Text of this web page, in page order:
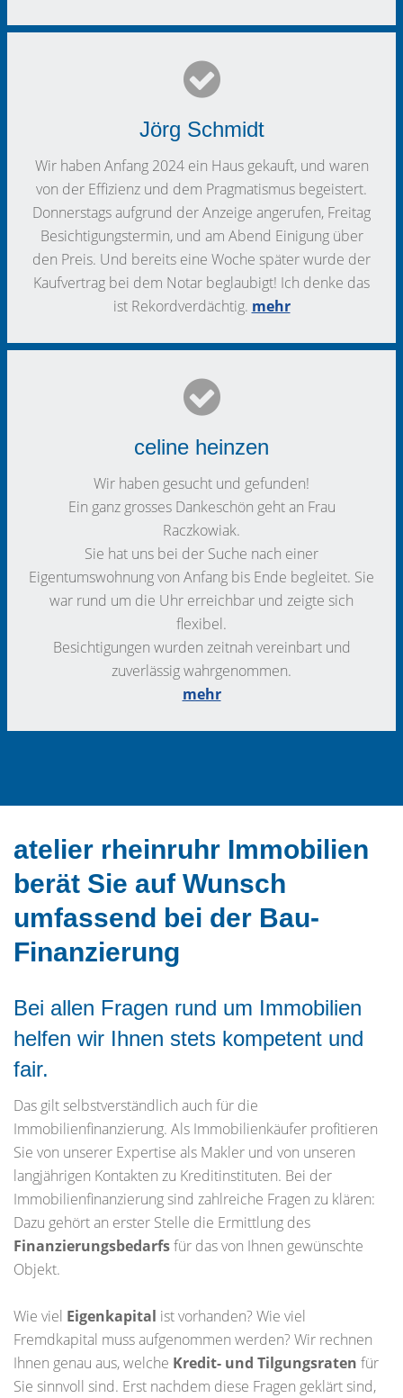
Jörg Schmidt
Wir haben Anfang 2024 ein Haus gekauft, und waren
von der Effizienz und dem Pragmatismus begeistert.
Donnerstags aufgrund der Anzeige angerufen, Freitag
Besichtigungstermin, und am Abend Einigung über
den Preis. Und bereits eine Woche später wurde der
Kaufvertrag bei dem Notar beglaubigt! Ich denke das
ist Rekordverdächtig. mehr
celine heinzen
Wir haben gesucht und gefunden!
Ein ganz grosses Dankeschön geht an Frau
Raczkowiak.
Sie hat uns bei der Suche nach einer
Eigentumswohnung von Anfang bis Ende begleitet. Sie
war rund um die Uhr erreichbar und zeigte sich
flexibel.
Besichtigungen wurden zeitnah vereinbart und
zuverlässig wahrgenommen.
mehr
atelier rheinruhr Immobilien
berät Sie auf Wunsch
umfassend bei der Bau-
Finanzierung
Bei allen Fragen rund um Immobilien
helfen wir Ihnen stets kompetent und
fair.
Das gilt selbstverständlich auch für die
Immobilienfinanzierung. Als Immobilienkäufer profitieren
Sie von unserer Expertise als Makler und von unseren
langjährigen Kontakten zu Kreditinstituten. Bei der
Immobilienfinanzierung sind zahlreiche Fragen zu klären:
Dazu gehört an erster Stelle die Ermittlung des
Finanzierungsbedarfsfür das von Ihnen gewünschte
Objekt.
Wie viel Eigenkapital ist vorhanden? Wie viel
Fremdkapital muss aufgenommen werden? Wir rechnen
Ihnen genau aus, welche Kredit- und Tilgungsraten für
Sie sinnvoll sind. Erst nachdem diese Fragen geklärt sind,